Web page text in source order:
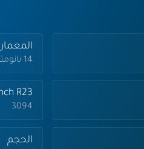
14 نانومتر
R23
3094
الحجم